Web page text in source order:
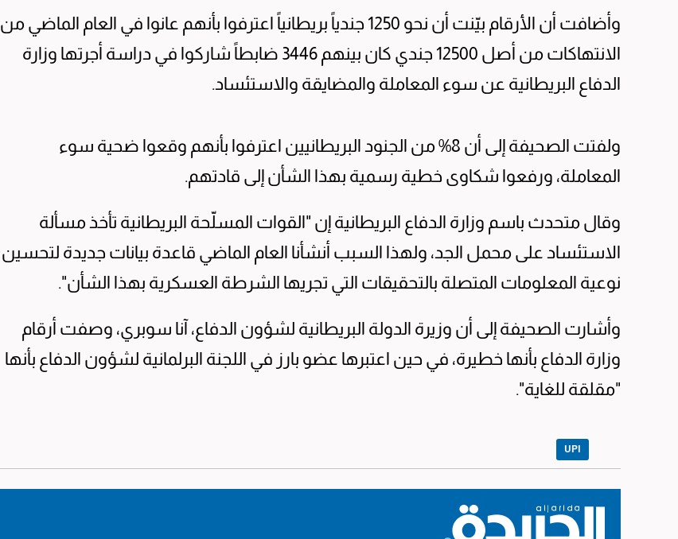
وأضافت أن الأرقام بيّنت أن نحو 1250 جندياً بريطانياً اعترفوا بأنهم عانوا في العام الماضي من
الانتهاكات من أصل 12500 جندي كان بينهم 3446 ضابطاً شاركوا في دراسة أجرتها وزارة
الدفاع البريطانية عن سوء المعاملة والمضايقة والاستئساد.
ولفتت الصحيفة إلى أن 8% من الجنود البريطانيين اعترفوا بأنهم وقعوا ضحية سوء
المعاملة، ورفعوا شكاوى خطية رسمية بهذا الشأن إلى قادتهم.
وقال متحدث باسم وزارة الدفاع البريطانية إن "القوات المسلّحة البريطانية تأخذ مسألة
الاستئساد على محمل الجد، ولهذا السبب أنشأنا العام الماضي قاعدة بيانات جديدة لتحسين
نوعية المعلومات المتصلة بالتحقيقات التي تجريها الشرطة العسكرية بهذا الشأن".
وأشارت الصحيفة إلى أن وزيرة الدولة البريطانية لشؤون الدفاع، آنا سوبري، وصفت أرقام
وزارة الدفاع بأنها خطيرة، في حين اعتبرها عضو بارز في اللجنة البرلمانية لشؤون الدفاع بأنها
"مقلقة للغاية".
UPI